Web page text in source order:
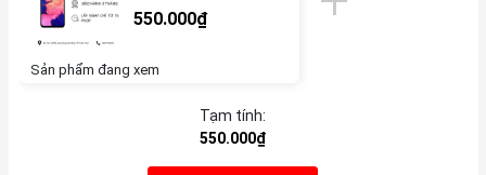
A10
550.000₫
Sản phẩm đang xem
Tạm tính:
550.000₫